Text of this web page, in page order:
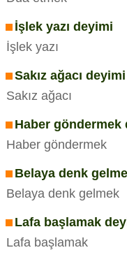
İşlek yazı deyimi
İşlek yazı
Sakız ağacı deyimi
Sakız ağacı
Haber göndermek
Haber göndermek
Belaya denk
Belaya denk gelmek
Lafa başlamak
Lafa başlamak